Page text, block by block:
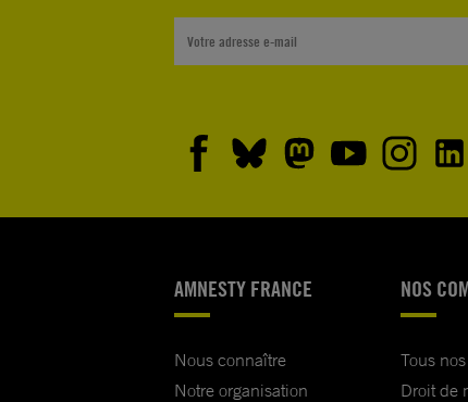
AMNESTY FRANCE
Nous connaître
Notre organisation
NOS
Tous
Droit de